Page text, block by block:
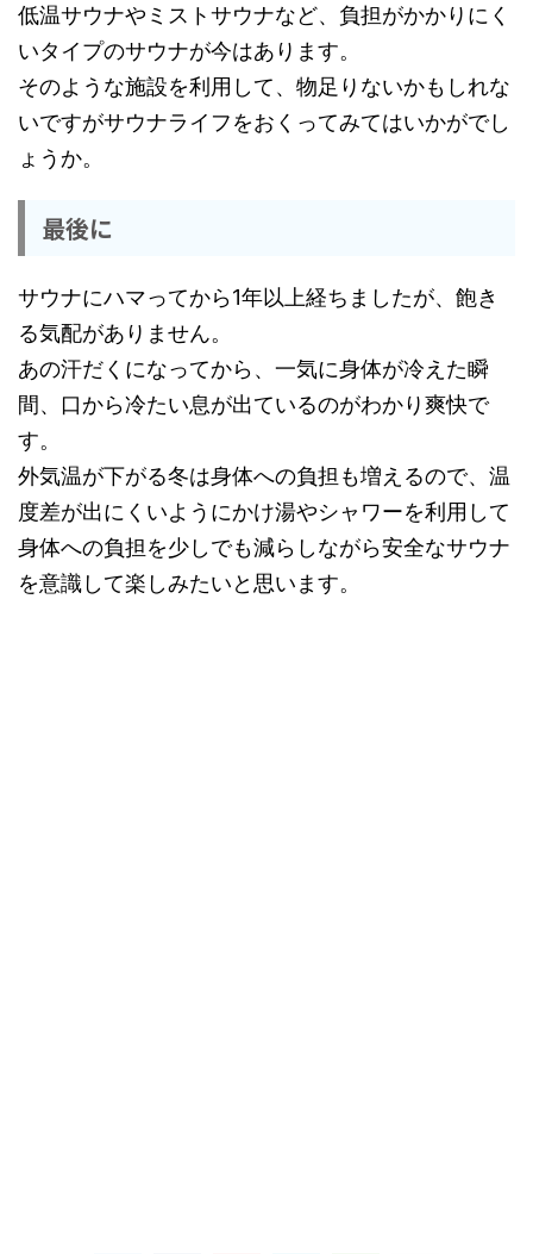
低温サウナやミストサウナなど、負担がかかりにく
いタイプのサウナが今はあります。
そのような施設を利用して、物足りないかもしれな
いですがサウナライフをおくってみてはいかがでし
ょうか。
最後に
サウナにハマってから1年以上経ちましたが、飽き
る気配がありません。
あの汗だくになってから、一気に身体が冷えた瞬
間、口から冷たい息が出ているのがわかり爽快で
す。
外気温が下がる冬は身体への負担も増えるので、温
度差が出にくいようにかけ湯やシャワーを利用して
身体への負担を少しでも減らしながら安全なサウナ
を意識して楽しみたいと思います。